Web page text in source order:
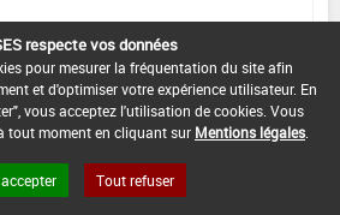
:
:
respecte vos données
pour mesurer la fréquentation du site afin
et d'optimiser votre expérience utilisateur. En
vous acceptez l'utilisation de cookies. Vous
tout moment en cliquant sur Mentions légales
Tout refuser